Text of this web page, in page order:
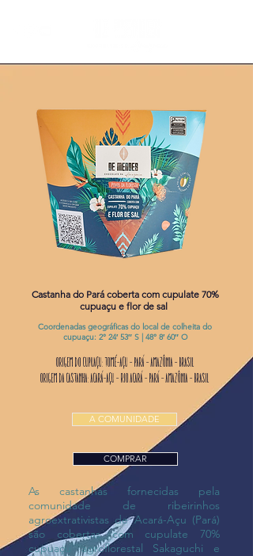
Castanha do Pará coberta com cupulate 70%
cupuaçu e flor de sal
Coordenadas geográficas do local de colheita do
cupuaçu: 2° 24′ 53″ S | 48° 8′ 60″ O
ORIGEM DO CUPUAÇu: TOMÉ-AÇu - PARÁ – AMAZÔNIA – BRASIL
ORIGEM DA CASTANHA: ACARÁ-AÇu – RIO ACARÁ - PARÁ - AMAZÔNIA – BRASIL
A COMUNIDADE
COMPRAR
As castanhas fornecidas pela
comunidade de ribeirinhos
agroextrativistas de Acará-Açu (Pará)
são cobertas com cupulate 70%
cupuaçu agroflorestal Sakaguchi e